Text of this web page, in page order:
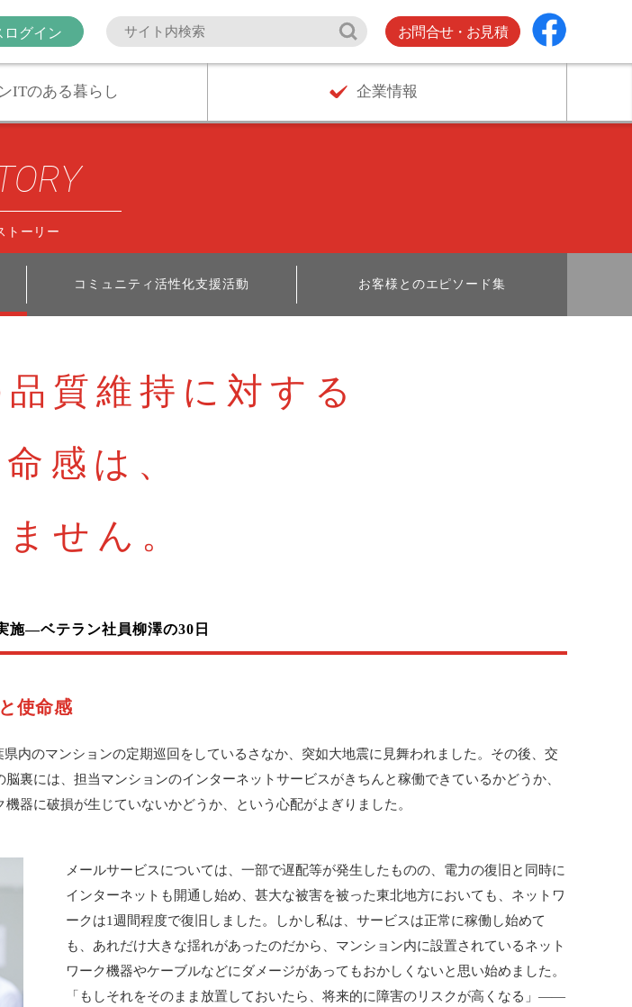
ログイン お問合せ・お見積
ITのある暮らし 企業情報
トーリー
コミュニティ活性化支援活動 お客様とのエピソード集
品質維持に対する
感は、
せん。
施―ベテラン社員柳澤の30日
使命感
内のマンションの定期巡回をしているさなか、突如大地震に見舞われました。その後、交
裏には、担当マンションのインターネットサービスがきちんと稼働できているかどうか、
器に破損が生じていないかどうか、という心配がよぎりました。
メールサービスについては、一部で遅配等が発生したものの、電力の復旧と同時に
インターネットも開通し始め、甚大な被害を被った東北地方においても、ネットワ
ークは1週間程度で復旧しました。しかし私は、サービスは正常に稼働し始めて
も、あれだけ大きな揺れがあったのだから、マンション内に設置されているネット
ワーク機器やケーブルなどにダメージがあってもおかしくないと思い始めました。
「もしそれをそのまま放置しておいたら、将来的に障害のリスクが高くなる」――